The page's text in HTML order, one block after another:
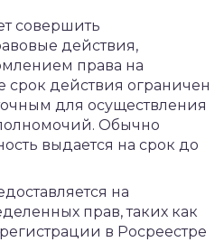
совершить
действия,
права на
срок действия ограничен
для осуществления
Обычно
выдается на срок до
на
прав, таких как
в Росреестре